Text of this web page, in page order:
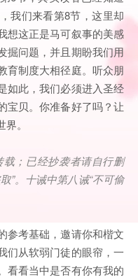
我们来看第8节，这里却
想这正是马可叙事的美感
掘问题，并且期盼我们用
育制度大相径庭。听众朋
如此，我们必须进入圣经
宝贝。你准备好了吗？让
。
；已经抄袭者请自行删
”。十诫中第八诫“不可偷
参考基础，邀请你和楷文
们从软弱门徒的眼帘，一
看看当中是否有你有我的